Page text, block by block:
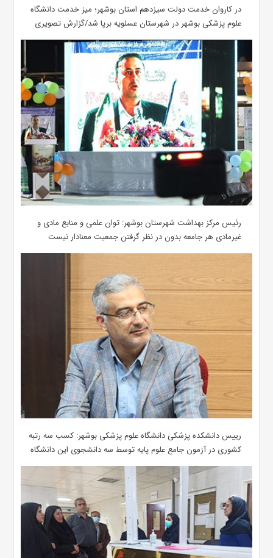
در کاروان خدمت دولت سیزدهم استان بوشهر؛ میز خدمت دانشگاه
علوم پزشکی بوشهر در شهرستان عسلویه برپا شد/گزارش تصویری
رئیس مرکز بهداشت شهرستان بوشهر: توان علمی و منابع مادی و
غیرمادی هر جامعه بدون در نظر گرفتن جمعیت معنادار نیست
رییس دانشکده پزشکی دانشگاه علوم پزشکی بوشهر: کسب سه رتبه
کشوری در آزمون جامع علوم پایه توسط سه دانشجوی این دانشگاه